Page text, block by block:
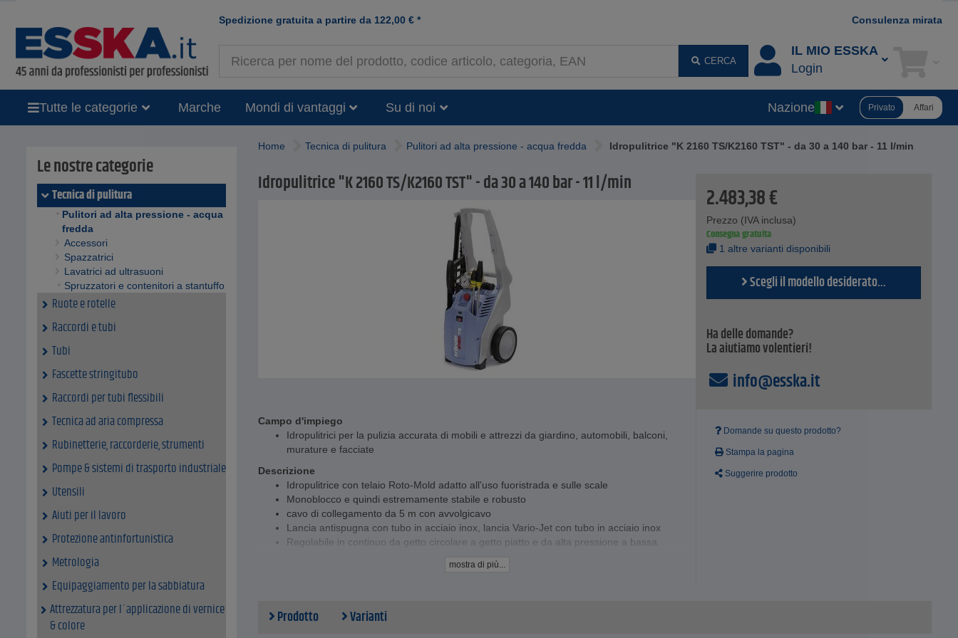
Spedizione gratuita a partire da 122,00 € * Consulenza mirata
CERCA
IL MIO ESSKA
Login
Tutte le categorie Marche Mondi di vantaggi Su di noi Nazione Privato Affari
Le nostre categorie
Tecnica di pulitura
Pulitori ad alta pressione - acqua
fredda
Accessori
Spazzatrici
Lavatrici ad ultrasuoni
Spruzzatori e contenitori a stantuffo
Ruote e rotelle
Raccordi e tubi
Tubi
Fascette stringitubo
Raccordi per tubi flessibili
Tecnica ad aria compressa
Rubinetterie, raccorderie, strumenti
Pompe & sistemi di trasporto industriale
Utensili
Aiuti per il lavoro
Protezione antinfortunistica
Metrologia
Equipaggiamento per la sabbiatura
Attrezzatura per l´applicazione di vernice
& colore
Home Tecnica di pulitura Pulitori ad alta pressione - acqua fredda Idropulitrice "K 2160 TS/K2160 TST" - da 30 a 140 bar - 11 l/min
Idropulitrice "K 2160 TS/K2160 TST" - da 30 a 140 bar - 11 l/min
Campo d'impiego
Idropulitrici per la pulizia accurata di mobili e attrezzi da giardino, automobili, balconi,
murature e facciate
Descrizione
Idropulitrice con telaio Roto-Mold adatto all'uso fuoristrada e sulle scale
Monoblocco e quindi estremamente stabile e robusto
cavo di collegamento da 5 m con avvolgicavo
Lancia antispugna con tubo in acciaio inox, lancia Vario-Jet con tubo in acciaio inox
Regolabile in continuo da getto circolare a getto piatto e da alta pressione a bassa
Köcher con pistola con spegnimento di sicurezza, lancia antispugna e Vario-Jet
acciaio da 15 m
mostra di più...
2.483,38€
Prezzo (IVA inclusa)
Consegna gratuita
1 altre varianti disponibili
Scegli il modello desiderato...
Ha delle domande?
La aiutiamo volentieri!
info@esska.it
Domande su questo prodotto?
Stampa la pagina
Suggerire prodotto
Prodotto Varianti